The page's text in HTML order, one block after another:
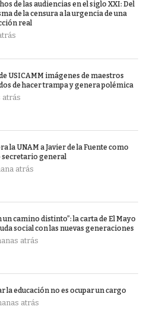
de las audiencias en el siglo XXI: Del
de la censura a la urgencia de una
real
USICAMM imágenes de maestros
de hacer trampa y genera polémica
atrás
la UNAM a Javier de la Fuente como
secretario general
atrás
un camino distinto”: la carta de El Mayo
social con las nuevas generaciones
atrás
la educación no es ocupar un cargo
atrás